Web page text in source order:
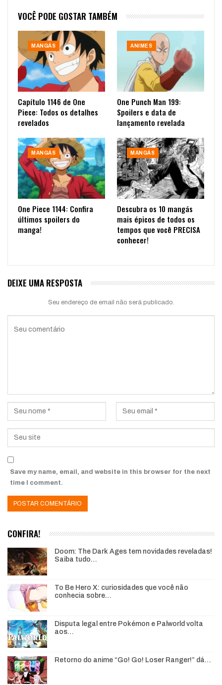
VOCÊ PODE GOSTAR TAMBÉM
MANGÁS
Capítulo 1146 de One
Piece: Todos os detalhes
revelados
ANIMES
One Punch Man 199:
Spoilers e data de
lançamento revelada
MANGÁS
One Piece 1144: Confira
últimos spoilers do
manga!
MANGÁS
Descubra os 10 mangás
mais épicos de todos os
tempos que você PRECISA
conhecer!
DEIXE UMA RESPOSTA
Seu endereço de email não será publicado.
Save my name, email, and website in this browser for the next
time I comment.
CONFIRA!
Doom: The Dark Ages tem novidades reveladas!
Saiba tudo…
To Be Hero X: curiosidades que você não
conhecia sobre…
Disputa legal entre Pokémon e Palworld volta
aos…
Retorno do anime “Go! Go! Loser Ranger!” dá…